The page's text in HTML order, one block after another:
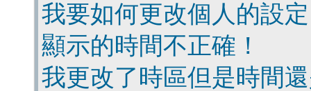
我要如何更改個人的設
顯示的時間不正確！
我更改了時區但是時間